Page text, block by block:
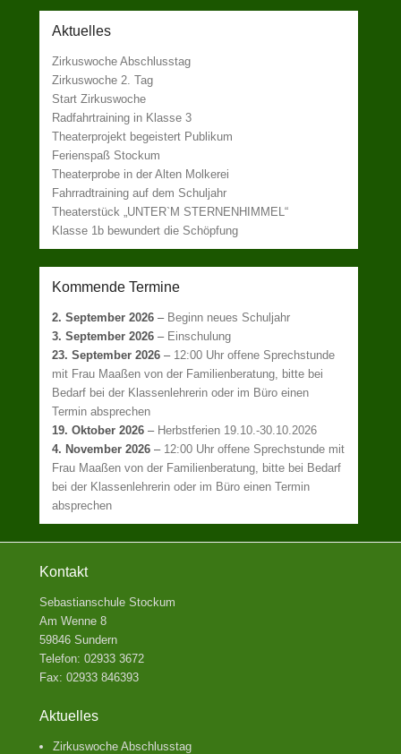
Aktuelles
Zirkuswoche Abschlusstag
Zirkuswoche 2. Tag
Start Zirkuswoche
Radfahrtraining in Klasse 3
Theaterprojekt begeistert Publikum
Ferienspaß Stockum
Theaterprobe in der Alten Molkerei
Fahrradtraining auf dem Schuljahr
Theaterstück „UNTER`M STERNENHIMMEL“
Klasse 1b bewundert die Schöpfung
Kommende Termine
2. September 2026 – Beginn neues Schuljahr
3. September 2026 – Einschulung
23. September 2026 – 12:00 Uhr offene Sprechstunde
mit Frau Maaßen von der Familienberatung, bitte bei
Bedarf bei der Klassenlehrerin oder im Büro einen
Termin absprechen
19. Oktober 2026 – Herbstferien 19.10.-30.10.2026
4. November 2026 – 12:00 Uhr offene Sprechstunde mit
Frau Maaßen von der Familienberatung, bitte bei Bedarf
bei der Klassenlehrerin oder im Büro einen Termin
absprechen
Kontakt
Sebastianschule Stockum
Am Wenne 8
59846 Sundern
Telefon: 02933 3672
Fax: 02933 846393
Aktuelles
Zirkuswoche Abschlusstag